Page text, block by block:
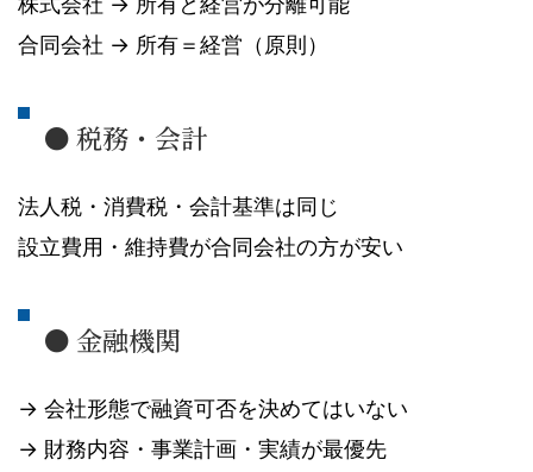
合同会社 → 所有＝経営（原則）
● 税務・会計
法人税・消費税・会計基準は同じ
設立費用・維持費が合同会社の方が安い
● 金融機関
→ 会社形態で融資可否を決めてはいない
→ 財務内容・事業計画・実績が最優先